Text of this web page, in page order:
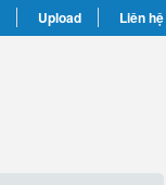
Upload Liên hệ